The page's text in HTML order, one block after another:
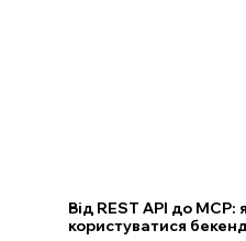
Від REST API до MCP:
користуватися